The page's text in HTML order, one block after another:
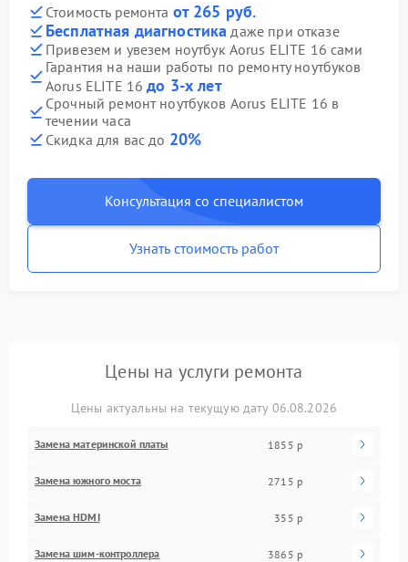
Стоимость ремонта от 265 руб.
Бесплатная диагностика даже при отказе
Привезем и увезем ноутбук Aorus ELITE 16 сами
Гарантия на наши работы по ремонту ноутбуков
Aorus ELITE 16до 3-х лет
Срочный ремонт ноутбуков Aorus ELITE 16 в
течении часа
Скидка для вас до 20%
Консультация со специалистом
Узнать стоимость работ
Цены на услуги ремонта
Цены актуальны на текущую дату 06.08.2026
Замена материнской платы 1855 р
Замена южного моста 2715 р
Замена HDMI 355 р
Замена шим-контроллера 3865 р